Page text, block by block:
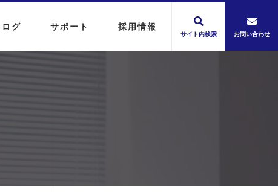
グ サポート 採用情報
サイト内検索 お問い合わせ